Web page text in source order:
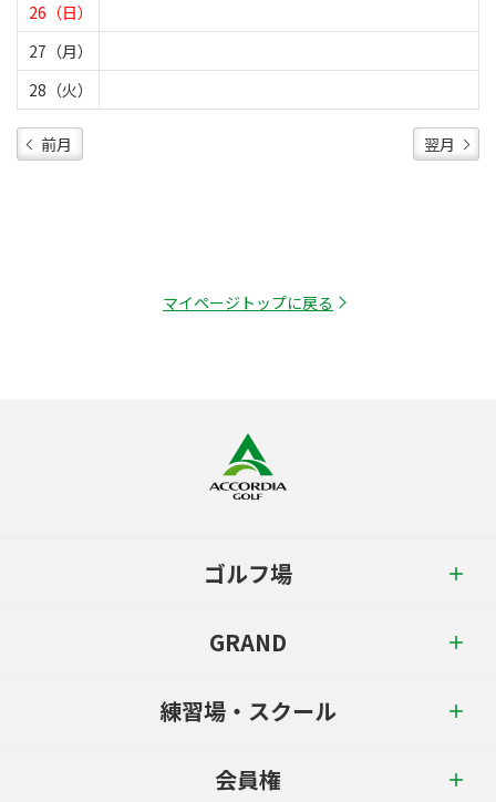
26（日）
27（月）
28（火）
前月 翌月
マイページトップに戻る
ゴルフ場
GRAND
練習場・スクール
会員権